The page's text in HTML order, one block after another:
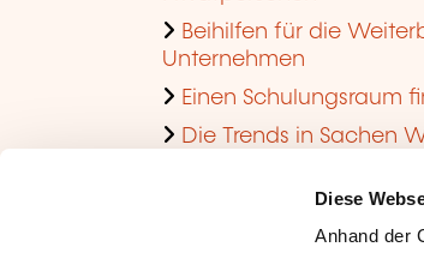
Diese
Anhand der
Beihilfen für die
Unternehmen
Einen Schulungsraum
Die Trends in Sachen